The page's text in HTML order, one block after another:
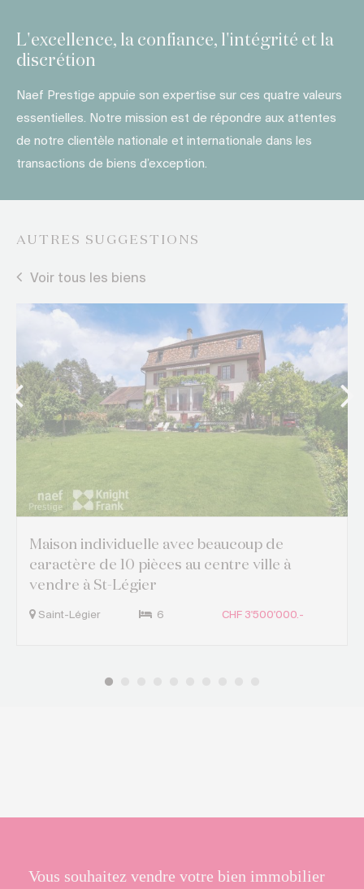
L'excellence, la confiance, l'intégrité et la
discrétion
Naef Prestige appuie son expertise sur ces quatre valeurs
essentielles. Notre mission est de répondre aux attentes
de notre clientèle nationale et internationale dans les
transactions de biens d’exception.
AUTRES SUGGESTIONS
Voir tous les biens
Maison individuelle avec beaucoup de
caractère de 10 pièces au centre ville à
vendre à St-Légier
Saint-Légier 6 CHF 3'500'000.-
Vous souhaitez vendre votre bien immobilier